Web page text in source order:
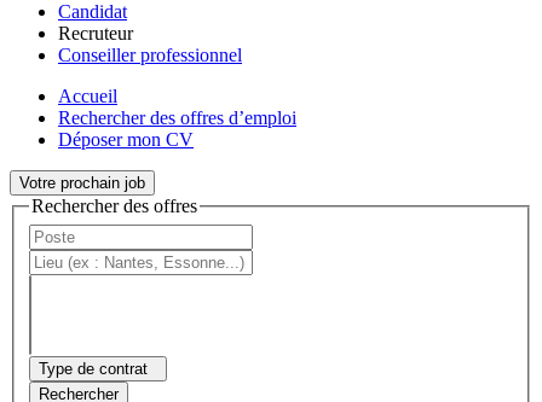
Candidat
Recruteur
Conseiller professionnel
Accueil
Rechercher des offres d’emploi
Déposer mon CV
Votre prochain job
Rechercher des offres
Type de contrat
Rechercher